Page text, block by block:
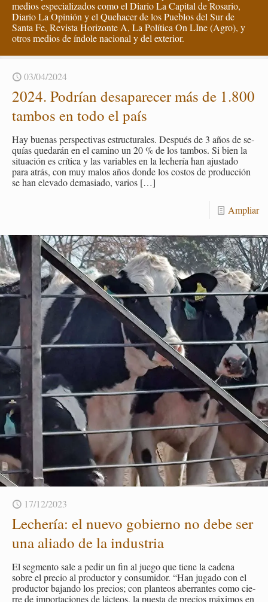
medios especializados como el Diario La Capital de Rosario,
Diario La Opinión y el Quehacer de los Pueblos del Sur de
Santa Fe, Revista Horizonte A, La Política On LIne (Agro), y
otros medios de índole nacional y del exterior.
03/04/2024
2024. Po­drían des­a­pa­re­cer más de 1.800
tam­bos en todo el país
Hay bue­nas pers­pec­ti­vas es­truc­tu­ra­les. Des­pués de 3 años de se­
quías que­da­rán en el ca­mino un 20 % de los tam­bos. Si bien la
si­tua­ción es crí­ti­ca y las va­ria­bles en la le­che­ría han ajus­ta­do
para atrás, con muy malos años donde los cos­tos de pro­duc­ción
se han ele­va­do de­ma­sia­do, va­rios […]
Am­pliar
17/12/2023
Le­che­ría: el nuevo go­bierno no debe ser
una alia­do de la in­dus­tria
El seg­men­to sale a pedir un fin al juego que tiene la ca­de­na
sobre el pre­cio al pro­duc­tor y con­su­mi­dor. “Han ju­ga­do con el
pro­duc­tor ba­jan­do los pre­cios; con plan­teos abe­rran­tes como cie­
rre de im­por­ta­cio­nes de lác­teos, la pues­ta de pre­cios má­xi­mos en